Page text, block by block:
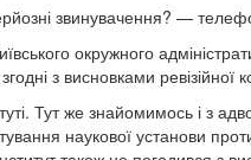
звинувачення? —
окружного
з висновками ревізійної
Тут же знайомимось і з
наукової установи